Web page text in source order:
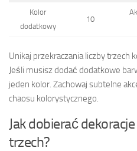
Kolor
dodatkowy
10
Unikaj przekraczania liczby trzech
Jeśli musisz dodać dodatkowe
jeden kolor. Zachowaj subtelne
chaosu kolorystycznego.
Jak dobierać
trzech?